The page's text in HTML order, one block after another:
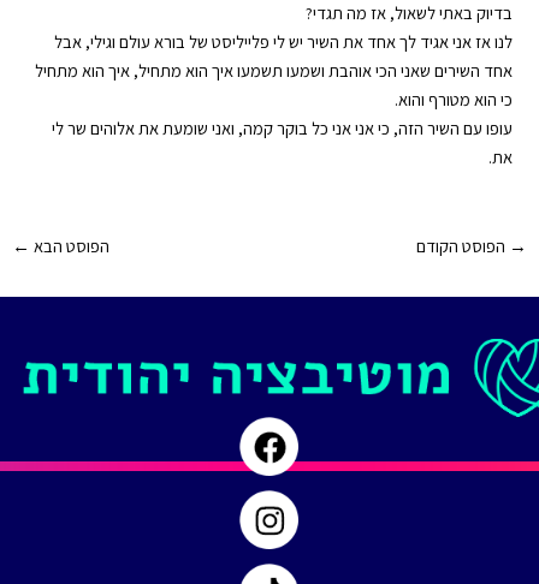
בדיוק באתי לשאול, אז מה תגדי?
לנו אז אני אגיד לך אחד את השיר יש לי פלייליסט של בורא עולם וגילי, אבל
אחד השירים שאני הכי אוהבת ושמעו תשמעו איך הוא מתחיל, איך הוא מתחיל
כי הוא מטורף והוא.
עופו עם השיר הזה, כי אני אני כל בוקר קמה, ואני שומעת את אלוהים שר לי
את.
Post→ הפוסט הקודם הפוסט הבא ←